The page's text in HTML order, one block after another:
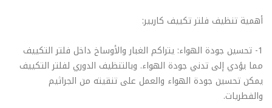
أهمية تنظيف فلتر تكييف كاريير:
1- تحسين جودة الهواء: يتراكم الغبار والأوساخ داخل فلتر التكييف
مما يؤدي إلى تدني جودة الهواء. وبالتنظيف الدوري لفلتر التكييف
يمكن تحسين جودة الهواء والعمل على تنقيته من الجراثيم
والفطريات.